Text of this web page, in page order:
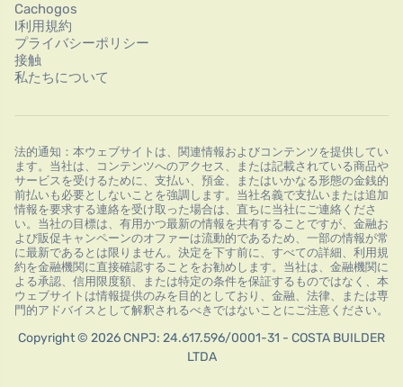
Cachogos
l利用規約
プライバシーポリシー
接触
私たちについて
法的通知：本ウェブサイトは、関連情報およびコンテンツを提供してい
ます。当社は、コンテンツへのアクセス、または記載されている商品や
サービスを受けるために、支払い、預金、またはいかなる形態の金銭的
前払いも必要としないことを強調します。当社名義で支払いまたは追加
情報を要求する連絡を受け取った場合は、直ちに当社にご連絡くださ
い。当社の目標は、有用かつ最新の情報を共有することですが、金融お
よび販促キャンペーンのオファーは流動的であるため、一部の情報が常
に最新であるとは限りません。決定を下す前に、すべての詳細、利用規
約を金融機関に直接確認することをお勧めします。当社は、金融機関に
よる承認、信用限度額、または特定の条件を保証するものではなく、本
ウェブサイトは情報提供のみを目的としており、金融、法律、または専
門的アドバイスとして解釈されるべきではないことにご注意ください。
Copyright © 2026 CNPJ: 24.617.596/0001-31 - COSTA BUILDER
LTDA